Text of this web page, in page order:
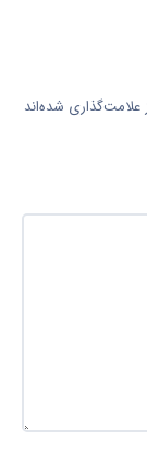
شده‌اند